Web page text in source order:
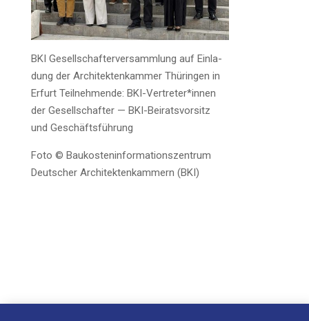
BKI Gesell­schaf­ter­ver­samm­lung auf Ein­la­
dung der Archi­tek­ten­kam­mer Thü­rin­gen in
Erfurt Teil­neh­men­de: BKI-Vertreter*innen
der Gesell­schaf­ter — BKI-Bei­rats­vor­sitz
und Geschäftsführung
Foto © Bau­kos­ten­in­for­ma­ti­ons­zen­trum
Deut­scher Archi­tek­ten­kam­mern (BKI)